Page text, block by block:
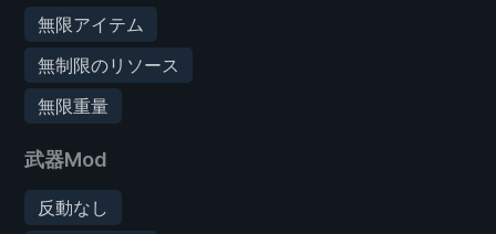
無限アイテム
無制限のリソース
無限重量
武器Mod
反動なし